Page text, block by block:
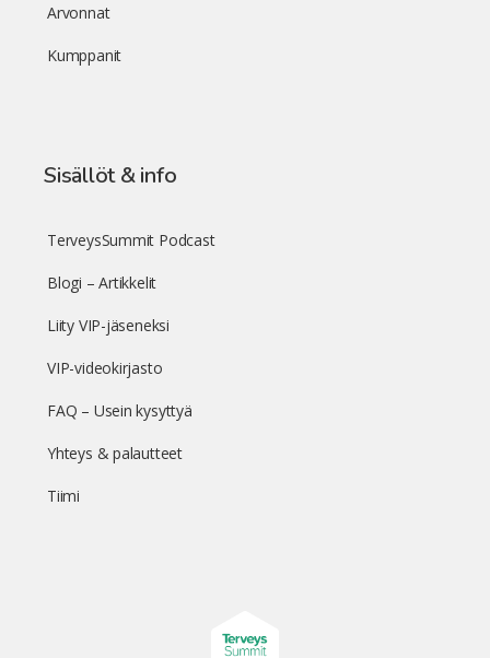
Arvonnat
Kumppanit
Sisällöt & info
TerveysSummit Podcast
Blogi – Artikkelit
Liity VIP-jäseneksi
VIP-videokirjasto
FAQ – Usein kysyttyä
Yhteys & palautteet
Tiimi